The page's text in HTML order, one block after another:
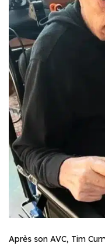
Après son AVC, Tim